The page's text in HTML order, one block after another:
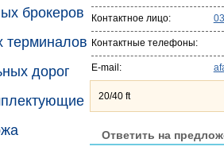
брокеров
терминалов
дорог
Контактное лицо:
Контактные телефоны:
E-mail:
20/40 ft
Ответить на